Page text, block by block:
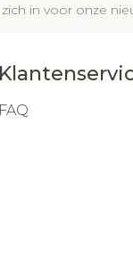
in voor onze
FAQ